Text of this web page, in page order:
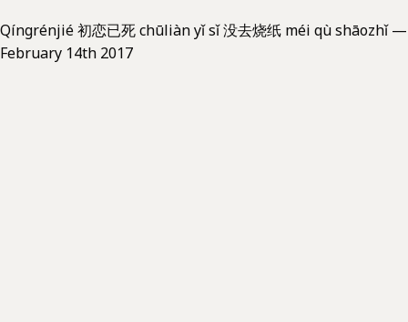
Qíngrénjié 初恋已死 chūliàn yǐ sǐ 没去烧纸 méi qù shāozhǐ —
February 14th 2017